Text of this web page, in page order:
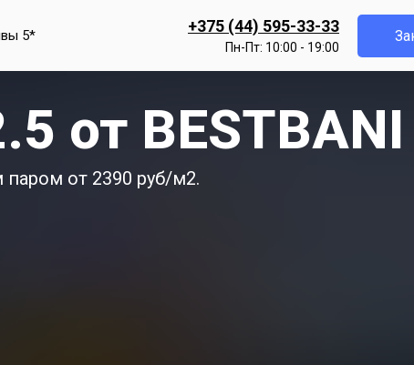
5* +375 (44) 595-33-33
Пн-Пт: 10:00 - 19:00
от 2390 руб/м2.
от BESTBANI